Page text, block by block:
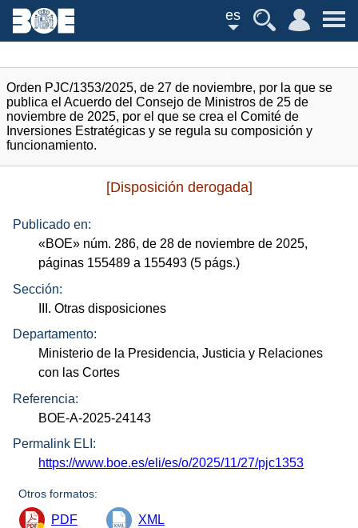
es
Orden PJC/1353/2025, de 27 de noviembre, por la que se
publica el Acuerdo del Consejo de Ministros de 25 de
noviembre de 2025, por el que se crea el Comité de
Inversiones Estratégicas y se regula su composición y
funcionamiento.
[Disposición derogada]
Publicado en:
«BOE» núm. 286, de 28 de noviembre de 2025,
páginas 155489 a 155493 (5 págs.)
Sección:
III. Otras disposiciones
Departamento:
Ministerio de la Presidencia, Justicia y Relaciones
con las Cortes
Referencia:
BOE-A-2025-24143
Permalink ELI:
https://www.boe.es/eli/es/o/2025/11/27/pjc1353
Otros formatos:
PDF XML